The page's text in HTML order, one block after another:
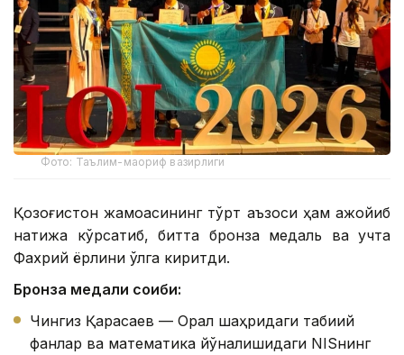
Фото: Таълим-маориф вазирлиги
Қозоғистон жамоасининг тўрт аъзоси ҳам ажойиб
натижа кўрсатиб, битта бронза медаль ва учта
Фахрий ёрлиқни қўлга киритди.
Бронза медали соҳиби:
Чингиз Қарасаев — Орал шаҳридаги табиий
фанлар ва математика йўналишидаги NISнинг